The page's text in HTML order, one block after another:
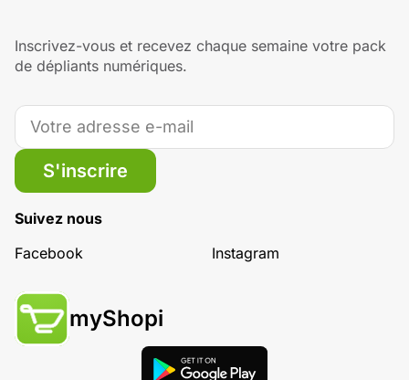
Inscrivez-vous et recevez chaque semaine votre pack
de dépliants numériques.
S'inscrire
Suivez nous
Facebook
Instagram
myShopi